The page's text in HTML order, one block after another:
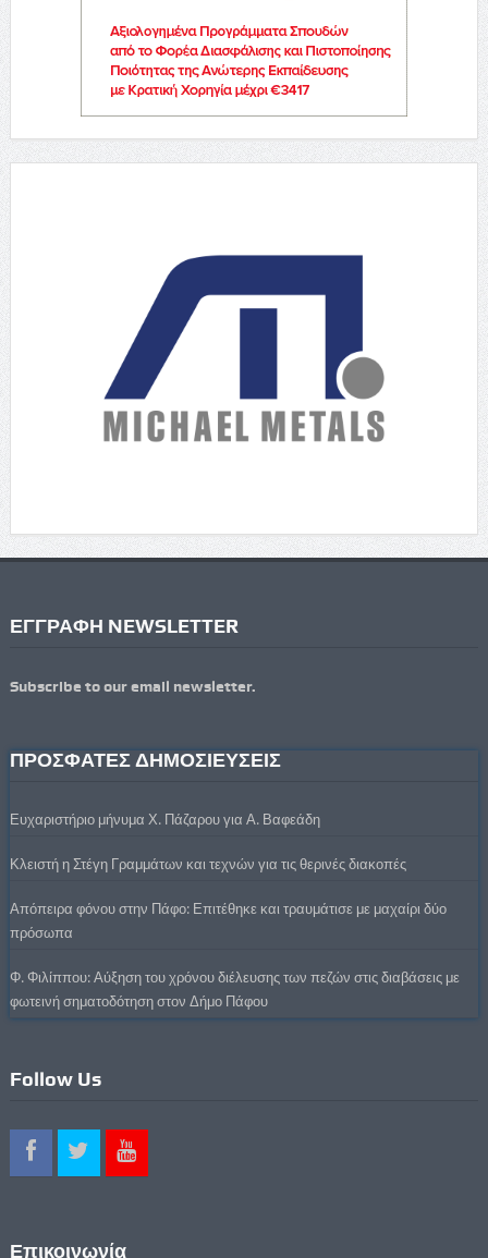
ΕΓΓΡΑΦΗ NEWSLETTER
Subscribe to our email newsletter.
ΠΡΟΣΦΑΤΕΣ ΔΗΜΟΣΙΕΥΣΕΙΣ
Ευχαριστήριο μήνυμα Χ. Πάζαρου για Α. Βαφεάδη
Κλειστή η Στέγη Γραμμάτων και τεχνών για τις θερινές διακοπές
Απόπειρα φόνου στην Πάφο: Επιτέθηκε και τραυμάτισε με μαχαίρι δύο
πρόσωπα
Φ. Φιλίππου: Αύξηση του χρόνου διέλευσης των πεζών στις διαβάσεις με
φωτεινή σηματοδότηση στον Δήμο Πάφου
Follow Us
Επικοινωνία